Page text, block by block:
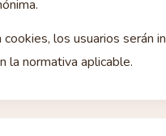
los usuarios serán
la normativa aplicable.